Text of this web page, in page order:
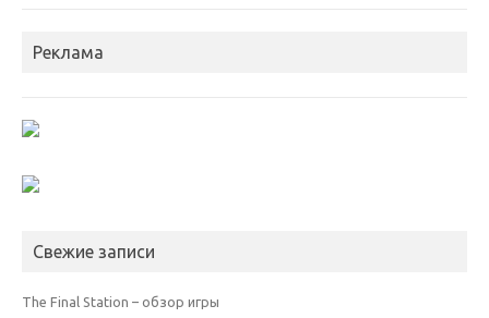
Реклама
Свежие записи
The Final Station – обзор игры